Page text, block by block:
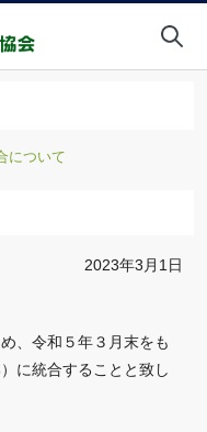
について
2023年3月1日
、令和５年３月末をも
に統合することと致し